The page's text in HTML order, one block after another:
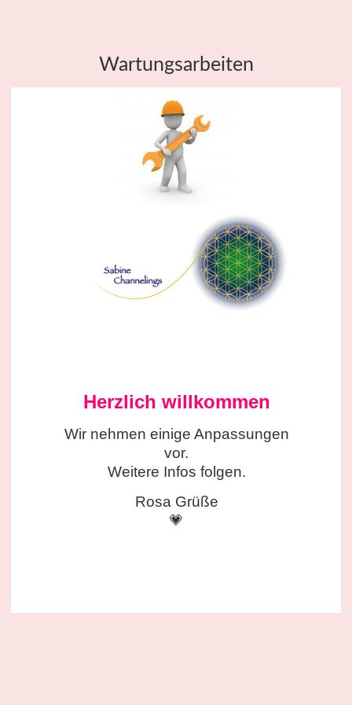
Wartungsarbeiten
Herzlich willkommen
Wir nehmen einige Anpassungen
vor.
Weitere Infos folgen.
Rosa Grüße
💗